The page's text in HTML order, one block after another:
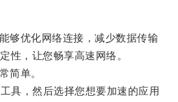
优化网络连接，减少数据传输
性，让您畅享高速网络。
单。
，然后选择您想要加速的应用